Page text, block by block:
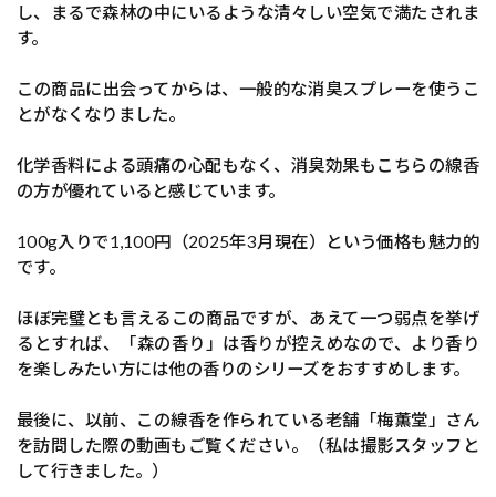
し、まるで森林の中にいるような清々しい空気で満たされま
す。
この商品に出会ってからは、一般的な消臭スプレーを使うこ
とがなくなりました。
化学香料による頭痛の心配もなく、消臭効果もこちらの線香
の方が優れていると感じています。
100g入りで1,100円（2025年3月現在）という価格も魅力的
です。
ほぼ完璧とも言えるこの商品ですが、あえて一つ弱点を挙げ
るとすれば、「森の香り」は香りが控えめなので、より香り
を楽しみたい方には他の香りのシリーズをおすすめします。
最後に、以前、この線香を作られている老舗「梅薫堂」さん
を訪問した際の動画もご覧ください。（私は撮影スタッフと
して行きました。）